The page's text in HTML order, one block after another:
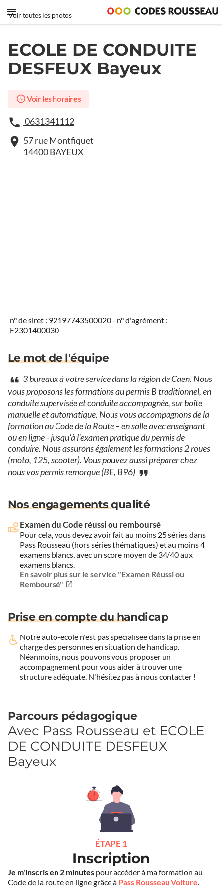
Voir toutes les photos
ECOLE DE CONDUITE
DESFEUX Bayeux
Voir les horaires
0631341112
57 rue Montfiquet
14400 BAYEUX
n° de siret : 92197743500020 - n° d'agrément :
E2301400030
Le mot de l'équipe
3 bureaux à votre service dans la région de Caen. Nous
vous proposons les formations au permis B traditionnel, en
conduite supervisée et conduite accompagnée, sur boîte
manuelle et automatique. Nous vous accompagnons de la
formation au Code de la Route – en salle avec enseignant
ou en ligne - jusqu'à l'examen pratique du permis de
conduire. Nous assurons également les formations 2 roues
(moto, 125, scooter). Vous pouvez aussi préparer chez
nous vos permis remorque (BE, B96)
Nos engagements qualité
Examen du Code réussi ou remboursé
Pour cela, vous devez avoir fait au moins 25 séries dans
Pass Rousseau (hors séries thématiques) et au moins 4
examens blancs, avec un score moyen de 34/40 aux
examens blancs.
En savoir plus sur le service "Examen Réussi ou
Remboursé"
Prise en compte du handicap
Notre auto-école n'est pas spécialisée dans la prise en
charge des personnes en situation de handicap.
Néanmoins, nous pouvons vous proposer un
accompagnement pour vous aider à trouver une
structure adéquate. N'hésitez pas à nous contacter !
Parcours pédagogique
Avec Pass Rousseau et ECOLE
DE CONDUITE DESFEUX
Bayeux
ÉTAPE 1
Inscription
Je m'inscris en 2 minutes pour accéder à ma formation au
Code de la route en ligne grâce à Pass Rousseau Voiture.